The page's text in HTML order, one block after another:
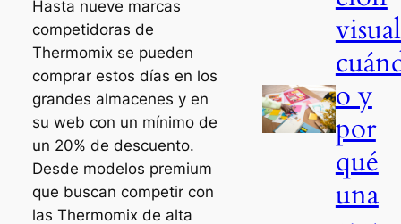
Hasta nueve marcas
competidoras de
Thermomix se pueden
comprar estos días en los
grandes almacenes y en
su web con un mínimo de
un 20% de descuento.
Desde modelos premium
que buscan competir con
las Thermomix de alta
o y
por
qué
una